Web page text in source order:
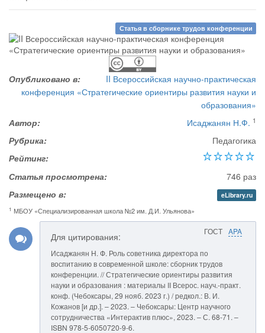
Статья в сборнике трудов конференции
Опубликовано в:
II Всероссийская научно-практическая
конференция «Стратегические ориентиры развития науки и
образования»
Автор:
Исаджанян Н.Ф. 1
Рубрика:
Педагогика
Рейтинг:
Статья просмотрена:
746 раз
Размещено в:
eLibrary.ru
1 МБОУ «Специализированная школа №2 им. Д.И. Ульянова»
ГОСТ APA
Для цитирования:
Исаджанян Н. Ф. Роль советника директора по
воспитанию в современной школе: сборник трудов
конференции. // Стратегические ориентиры развития
науки и образования : материалы II Всерос. науч.-практ.
конф. (Чебоксары, 29 нояб. 2023 г.) / редкол.: В. И.
Кожанов [и др.]. – 2023. – Чебоксары: Центр научного
сотрудничества «Интерактив плюс», 2023. – С. 68-71. –
ISBN 978-5-6050720-9-6.